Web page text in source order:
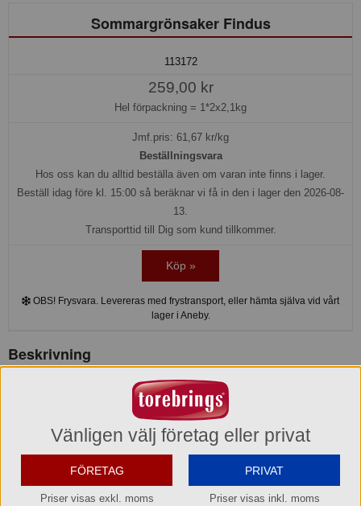
Sommargrönsaker Findus
113172
259,00 kr
Hel förpackning = 1*2x2,1kg
Jmf.pris: 61,67 kr/kg
Beställningsvara
Hos oss kan du alltid beställa även om varan inte finns i lager.
Beställ idag före kl. 15:00 så beräknar vi få in den i lager den 2026-08-
13.
Transporttid till Dig som kund tillkommer.
Köp »
OBS! Frysvara. Levereras med frystransport, eller hämta själva vid vårt
lager i Aneby.
Beskrivning
Findus härliga sommargrönsaker består av skivad gul och orangea
morötter, ärter, bönor och blomkål. Koka lätt och servera med någon
annan av sommarens rätter, varför inte en god lax?
Produktinformation
Relaterade sökord
Vänligen välj företag eller privat
FÖRETAG
Priser visas exkl. moms
PRIVAT
Priser visas inkl. moms